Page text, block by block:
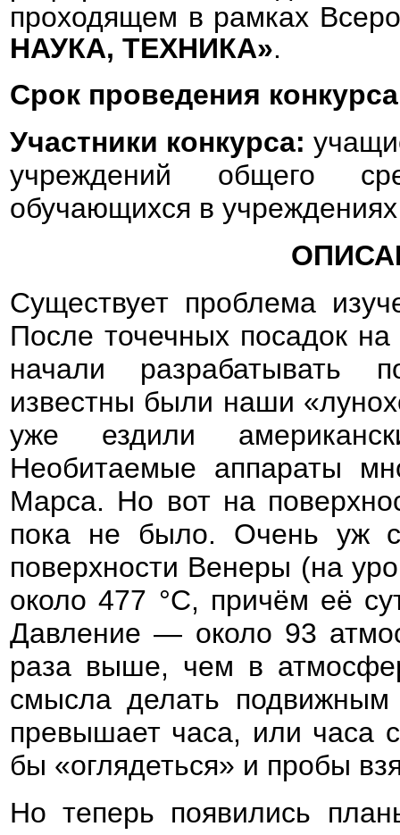
проходящем в рамках
НАУКА, ТЕХНИКА».
Срок проведения
Участники конкурса:
учреждений общего
обучающихся в
Существует проблема
После точечных посадок на
начали разрабатывать
известны были наши
уже ездили
Необитаемые аппараты
Марса. Но вот на
пока не было. Очень уж
поверхности Венеры (на
около 477 °C, причём её
Давление — около 93
раза выше, чем в
смысла делать подвижным
превышает часа, или часа
бы «оглядеться» и пробы
Но теперь появились